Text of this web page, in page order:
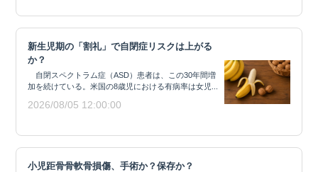
新生児期の「割礼」で自閉症リスクは上がる
か？
自閉スペクトラム症（ASD）患者は、この30年間増
加を続けている。米国の8歳児における有病率は女児...
2026/08/05 12:00:00
小児距骨骨軟骨損傷、手術か？保存か？